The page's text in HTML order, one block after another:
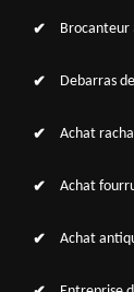
Brocanteur
Debarras
Achat
Achat
Achat